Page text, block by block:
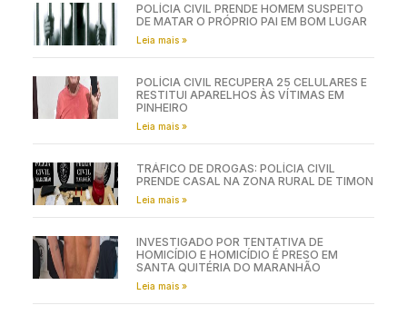
POLÍCIA CIVIL PRENDE HOMEM SUSPEITO
DE MATAR O PRÓPRIO PAI EM BOM LUGAR
Leia mais »
POLÍCIA CIVIL RECUPERA 25 CELULARES E
RESTITUI APARELHOS ÀS VÍTIMAS EM
PINHEIRO
Leia mais »
TRÁFICO DE DROGAS: POLÍCIA CIVIL
PRENDE CASAL NA ZONA RURAL DE TIMON
Leia mais »
INVESTIGADO POR TENTATIVA DE
HOMICÍDIO E HOMICÍDIO É PRESO EM
SANTA QUITÉRIA DO MARANHÃO
Leia mais »